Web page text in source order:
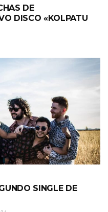
DE
DISCO «KOLPATU
SINGLE DE